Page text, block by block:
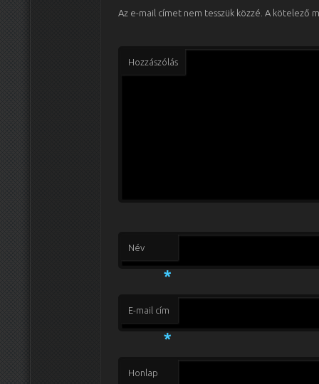
Az e-mail címet nem tesszük közzé. A kötelező
Hozzászólás
Név
*
E-mail cím
*
Honlap